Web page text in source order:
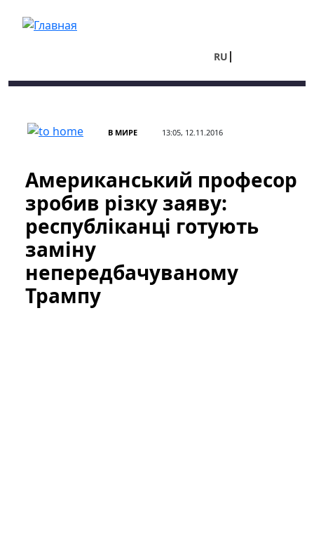
RU
В МИРЕ 13:05, 12.11.2016
Американський професор
зробив різку заяву:
республіканці готують
заміну
непередбачуваному
Трампу